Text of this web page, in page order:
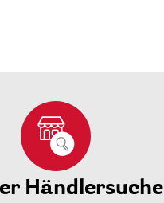
Händlersuche